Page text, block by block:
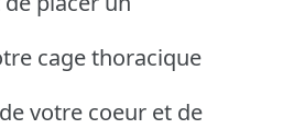
cage thoracique
votre coeur et de